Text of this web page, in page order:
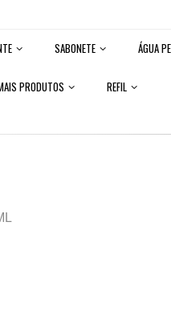
SABONETE ÁGUA
PRODUTOS REFIL